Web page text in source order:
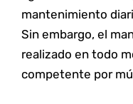
mantenimiento
Sin embargo, el
realizado en todo
competente por